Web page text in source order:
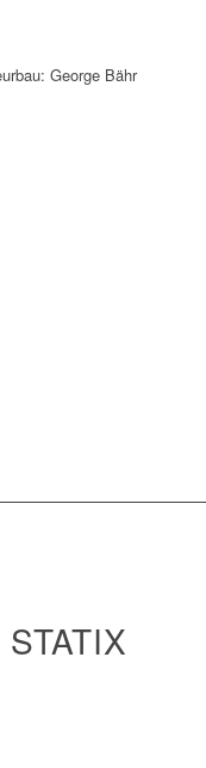
George Bähr